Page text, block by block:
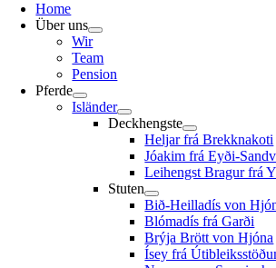
Home
Über uns
Wir
Team
Pension
Pferde
Isländer
Deckhengste
Heljar frá Brekknakoti
Jóakim frá Eyði-
Leihengst Bragur frá
Stuten
Bið-Heilladís von
Blómadís frá Garði
Brýja Brött von Hjóna
Ísey frá